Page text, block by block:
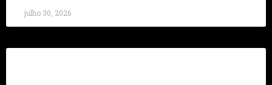
julho 30, 2026